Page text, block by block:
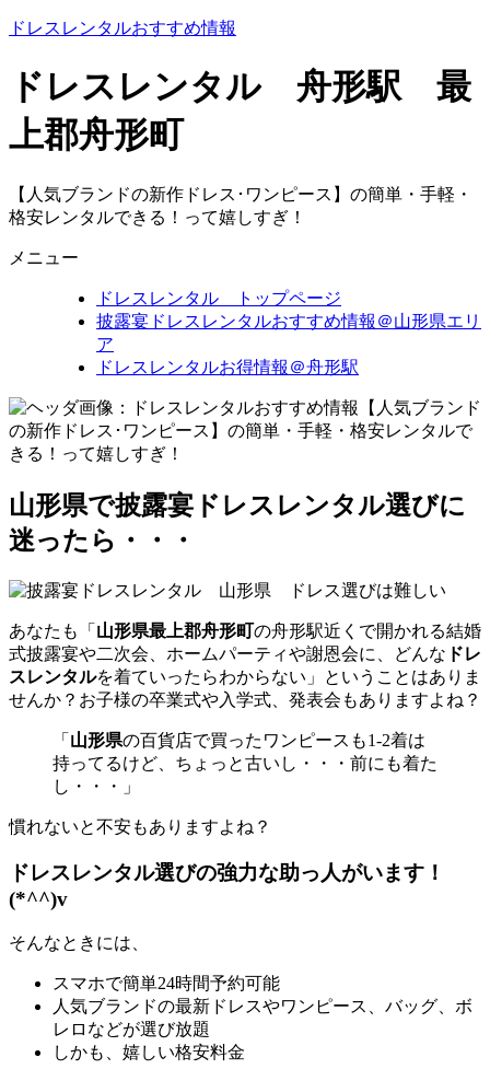
ドレスレンタルおすすめ情報
ドレスレンタル 舟形駅 最
上郡舟形町
【人気ブランドの新作ドレス･ワンピース】の簡単・手軽・
格安レンタルできる！って嬉しすぎ！
メニュー
ドレスレンタル トップページ
披露宴ドレスレンタルおすすめ情報＠山形県エリ
ア
ドレスレンタルお得情報＠舟形駅
山形県で披露宴ドレスレンタル選びに
迷ったら・・・
あなた も「 山形県最上郡舟形町の舟形駅近くで開かれる結婚
式披露宴や二次会、ホームパーティや謝恩会に、どんな ドレ
スレンタルを着ていったらわからない」ということはありま
せんか？お子様の卒業式や入学式、発表会もありますよね？
「 山形県の百貨店で買ったワンピースも1-2着は
持ってるけど、ちょっと古いし・・・前にも着た
し・・・」
慣れないと不安もありますよね？
ドレスレンタル選びの強力な助っ人がいます！
(*^^)v
そんなときには、
スマホで簡単24時間予約可能
人気ブランドの最新ドレスやワンピース、バッグ、ボ
レロなどが選び放題
しかも、嬉しい格安料金